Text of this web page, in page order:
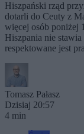
Hiszpański rząd
dotarli do Ceuty z
więcej osób poniżej
Hiszpania nie
respektowane jest
Tomasz Pałasz
Dzisiaj 20:57
4 min